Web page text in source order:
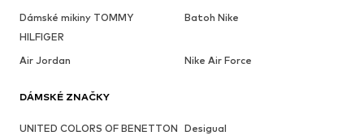
Dámské mikiny TOMMY
HILFIGER
Batoh Nike
Air Jordan Nike Air Force
DÁMSKÉ ZNAČKY
UNITED COLORS OF BENETTON Desigual